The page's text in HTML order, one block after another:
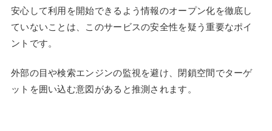
安心して利用を開始できるよう情報のオープン化を徹底し
ていないことは、このサービスの安全性を疑う重要なポイ
ントです。
外部の目や検索エンジンの監視を避け、閉鎖空間でターゲ
ットを囲い込む意図があると推測されます。